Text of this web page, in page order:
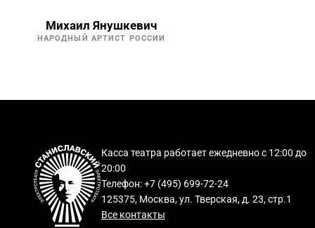
Михаил Янушкевич
НАРОДНЫЙ АРТИСТ РОССИИ
Касса театра работает ежедневно с 12:00 до
20:00
Телефон: +7 (495) 699-72-24
125375, Москва, ул. Тверская, д. 23, стр.1
Все контакты